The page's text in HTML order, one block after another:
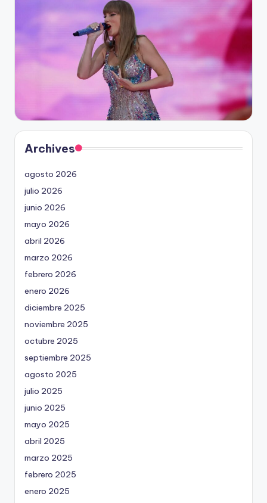
Archives
agosto 2026
julio 2026
junio 2026
mayo 2026
abril 2026
marzo 2026
febrero 2026
enero 2026
diciembre 2025
noviembre 2025
octubre 2025
septiembre 2025
agosto 2025
julio 2025
junio 2025
mayo 2025
abril 2025
marzo 2025
febrero 2025
enero 2025